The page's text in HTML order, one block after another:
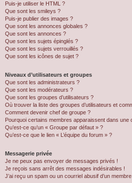
Puis-je utiliser le HTML ?
Que sont les smileys ?
Puis-je publier des images ?
Que sont les annonces globales ?
Que sont les annonces ?
Que sont les sujets épinglés ?
Que sont les sujets verrouillés ?
Que sont les icônes de sujet ?
Niveaux d’utilisateurs et groupes
Que sont les administrateurs ?
Que sont les modérateurs ?
Que sont les groupes d’utilisateurs ?
Où trouver la liste des groupes d’utilisateurs et
Comment devenir chef de groupe ?
Pourquoi certains membres apparaissent dans une
Qu’est-ce qu’un « Groupe par défaut » ?
Qu’est-ce que le lien « L’équipe du forum » ?
Messagerie privée
Je ne peux pas envoyer de messages privés !
Je reçois sans arrêt des messages indésirables !
J’ai reçu un spam ou un courriel abusif d’un